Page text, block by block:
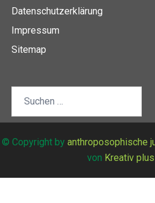
Datenschutzerklärung
Impressum
Sitemap
Suchen
nach:
© Copyright by anthroposophische
von Kreativ